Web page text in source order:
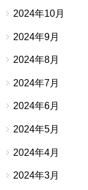
2024年10月
2024年9月
2024年8月
2024年7月
2024年6月
2024年5月
2024年4月
2024年3月